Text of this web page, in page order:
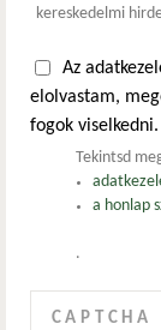
kereskedelmi
Az
elolvastam,
fogok viselkedni.
Tekintsd
a honlap
.
CAPTCHA